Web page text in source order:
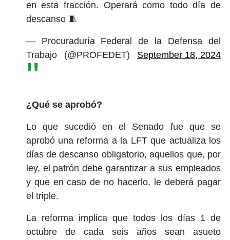
en esta fracción. Operará como todo día de
descanso 🧵
— Procuraduría Federal de la Defensa del
Trabajo (@PROFEDET) September 18, 2024
¿Qué se aprobó?
Lo que sucedió en el Senado fue que se
aprobó una reforma a la LFT que actualiza los
días de descanso obligatorio, aquellos que, por
ley, el patrón debe garantizar a sus empleados
y que en caso de no hacerlo, le deberá pagar
el triple.
La reforma implica que todos los días 1 de
octubre de cada seis años sean asueto